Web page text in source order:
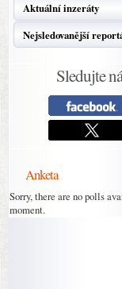
Aktuální inzeráty
Nejsledovanější
Sledujte
Anketa
Sorry, there are no polls
moment.